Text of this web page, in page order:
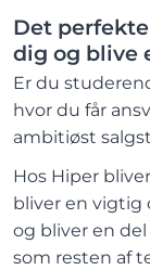
Det
dig og blive
Er du
hvor du får
ambitiøst
Hos Hiper
bliver en vigtig
og bliver en
som resten af